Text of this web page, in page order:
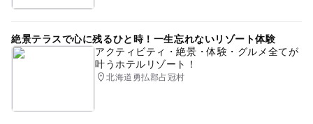
絶景テラスで心に残るひと時！一生忘れないリゾート体験
アクティビティ・絶景・体験・グルメ全てが
叶うホテルリゾート！
北海道勇払郡占冠村